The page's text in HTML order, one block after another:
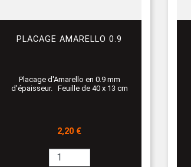
PLACAGE AMARELLO 0.9
Placage d'Amarello en 0.9 mm
d'épaisseur. Feuille de 40 x 13 cm
Prix
2,20 €